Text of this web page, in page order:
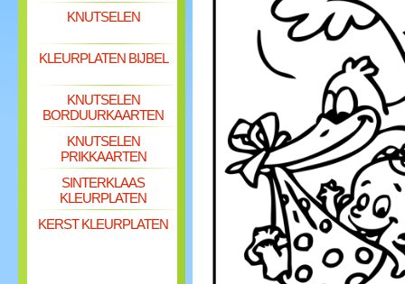
KNUTSELEN
KLEURPLATEN BIJBEL
KNUTSELEN
BORDUURKAARTEN
KNUTSELEN
PRIKKAARTEN
SINTERKLAAS
KLEURPLATEN
KERST KLEURPLATEN